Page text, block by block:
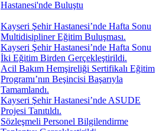
Hastanesi'nde Buluştu
Kayseri Şehir Hastanesi’nde Hafta Sonu
Multidisipliner Eğitim Buluşması.
Kayseri Şehir Hastanesi’nde Hafta Sonu
İki Eğitim Birden Gerçekleştirildi.
Acil Bakım Hemşireliği Sertifikalı Eğitim
Programı’nın Beşincisi Başarıyla
Tamamlandı.
Kayseri Şehir Hastanesi’nde ASUDE
Projesi Tanıtıldı.
Sözleşmeli Personel Bilgilendirme